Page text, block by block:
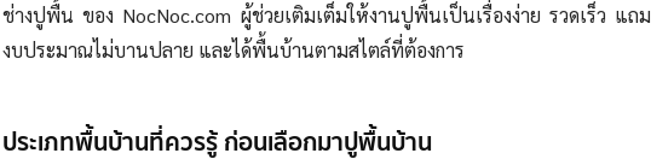
ช่างปูพื้น ของ NocNoc.com ผู้ช่วยเติมเต็มให้งานปูพื้นเป็นเรื่องง่าย รวดเร็ว แถม
งบประมาณไม่บานปลาย และได้พื้นบ้านตามสไตล์ที่ต้องการ
ประเภทพื้นบ้านที่ควรรู้ ก่อนเลือกมาปูพื้นบ้าน